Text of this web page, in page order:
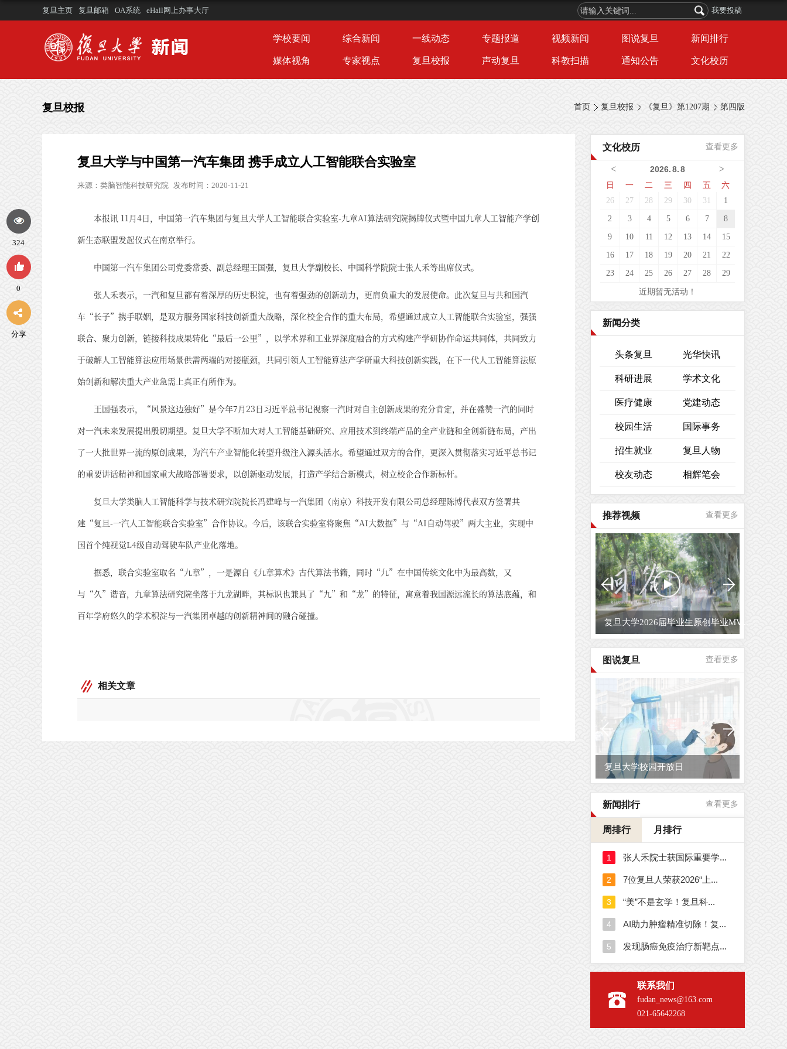
复旦主页 复旦邮箱 OA系统 eHall网上办事大厅 我要投稿
学校要闻 综合新闻 一线动态 专题报道 视频新闻 图说复旦 新闻排行
媒体视角 专家视点 复旦校报 声动复旦 科教扫描 通知公告 文化校历
首页 复旦校报 《复旦》第1207期 第四版
复旦校报
复旦大学与中国第一汽车集团 携手成立人工智能联合实验室
来源： 类脑智能科技研究院 发布时间：2020-11-21
本报讯 11月4日，中国第一汽车集团与复旦大学人工智能联合实验室-九章AI算法研究院揭牌仪式暨中国九章人工智能产学创
新生态联盟发起仪式在南京举行。
中国第一汽车集团公司党委常委、副总经理王国强，复旦大学副校长、中国科学院院士张人禾等出席仪式。
张人禾表示，一汽和复旦都有着深厚的历史积淀，也有着强劲的创新动力，更肩负重大的发展使命。此次复旦与共和国汽
车“长子”携手联姻，是双方服务国家科技创新重大战略，深化校企合作的重大布局，希望通过成立人工智能联合实验室，强强
联合、聚力创新，链接科技成果转化“最后一公里”，以学术界和工业界深度融合的方式构建产学研协作命运共同体，共同致力
于破解人工智能算法应用场景供需两端的对接瓶颈，共同引领人工智能算法产学研重大科技创新实践，在下一代人工智能算法原
始创新和解决重大产业急需上真正有所作为。
王国强表示，“风景这边独好”是今年7月23日习近平总书记视察一汽时对自主创新成果的充分肯定，并在盛赞一汽的同时
对一汽未来发展提出殷切期望。复旦大学不断加大对人工智能基础研究、应用技术到终端产品的全产业链和全创新链布局，产出
了一大批世界一流的原创成果，为汽车产业智能化转型升级注入源头活水。希望通过双方的合作，更深入贯彻落实习近平总书记
的重要讲话精神和国家重大战略部署要求，以创新驱动发展，打造产学结合新模式，树立校企合作新标杆。
复旦大学类脑人工智能科学与技术研究院院长冯建峰与一汽集团（南京）科技开发有限公司总经理陈博代表双方签署共
建“复旦-一汽人工智能联合实验室”合作协议。今后，该联合实验室将聚焦“AI大数据”与“AI自动驾驶”两大主业，实现中
国首个纯视觉L4级自动驾驶车队产业化落地。
据悉，联合实验室取名“九章”，一是源自《九章算术》古代算法书籍，同时“九”在中国传统文化中为最高数，又
与“久”谐音，九章算法研究院坐落于九龙湖畔，其标识也兼具了“九”和“龙”的特征，寓意着我国源远流长的算法底蕴，和
百年学府悠久的学术积淀与一汽集团卓越的创新精神间的融合碰撞。
相关文章
324
0
分享
文化校历 查看更多
< >
2026.8.8
日
一 二 三 四 五 六
26 27 28 29 30 31 1
2 3 4 5 6 7 8
9 10 11 12 13 14 15
16 17 18 19 20 21 22
23 24 25 26 27 28 29
近期暂无活动！
新闻分类
头条复旦 光华快讯
科研进展 学术文化
医疗健康 党建动态
校园生活 国际事务
招生就业 复旦人物
校友动态 相辉笔会
推荐视频 查看更多
复旦大学2026届毕业生原创毕业MV...
图说复旦 查看更多
复旦大学校园开放日
新闻排行 查看更多
周排行 月排行
联系我们
fudan_news@163.com
021-65642268